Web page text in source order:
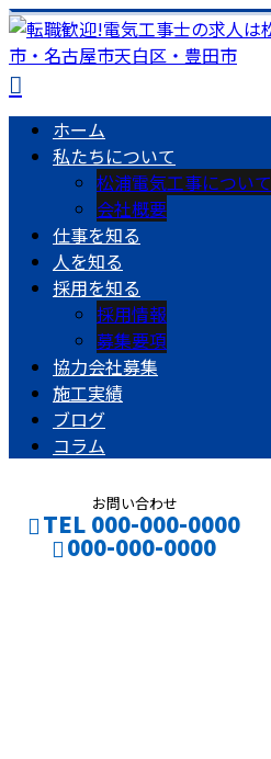
ホーム
私たちについて
松浦電気工事について
会社概要
仕事を知る
人を知る
採用を知る
採用情報
募集要項
協力会社募集
施工実績
ブログ
コラム
お問い合わせ
TEL 000-000-0000
000-000-0000